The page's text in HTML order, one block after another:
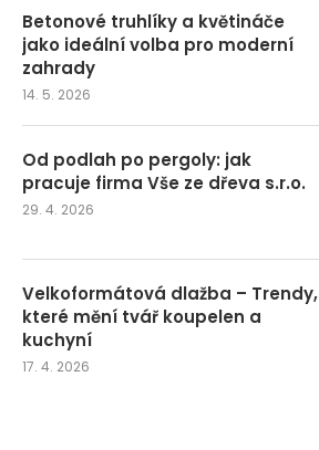
Betonové truhlíky a květináče
jako ideální volba pro moderní
zahrady
14. 5. 2026
Od podlah po pergoly: jak
pracuje firma Vše ze dřeva s.r.o.
29. 4. 2026
Velkoformátová dlažba – Trendy,
které mění tvář koupelen a
kuchyní
17. 4. 2026